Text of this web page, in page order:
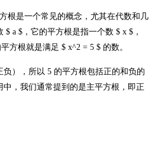
根是一个常见的概念，尤其在代数和几
a $，它的平方根是指一个数 $ x $，
方根就是满足 $ x^2 = 5 $ 的数。
），所以 5 的平方根包括正的和负的
，我们通常提到的是主平方根，即正